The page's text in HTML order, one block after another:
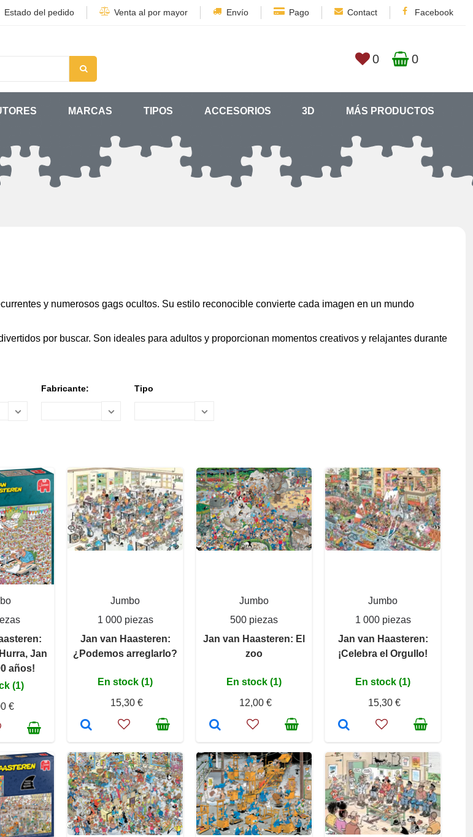
Estado del pedido Venta al por mayor Envío Pago Contact Facebook
0 0
MARCAS TIPOS ACCESORIOS 3D MÁS PRODUCTOS
y numerosos gags ocultos. Su estilo reconocible convierte cada imagen en un mundo
por buscar. Son ideales para adultos y proporcionan momentos creativos y relajantes durante
Fabricante: Tipo
Jan
años!
(1)
€
Jumbo
1 000 piezas
Jan van Haasteren:
¿Podemos arreglarlo?
En stock (1)
15,30 €
Jumbo
500 piezas
Jan van Haasteren: El
zoo
En stock (1)
12,00 €
Jumbo
1 000 piezas
Jan van Haasteren:
¡Celebra el Orgullo!
En stock (1)
15,30 €